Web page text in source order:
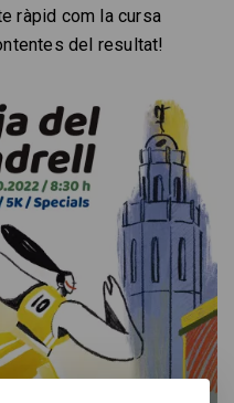
ràpid com la cursa
del resultat!